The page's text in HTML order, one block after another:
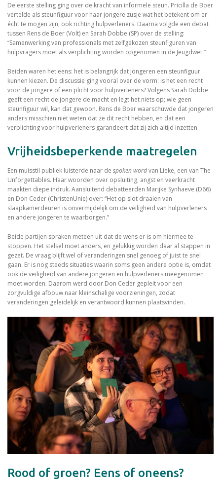
De eerste stelling ging over de kracht van informele steun. Pricilla de Boer
vertelde als steunfiguur voor haar jongere zusje wat het betekent om er
écht te mogen zijn, ook richting hulpverleners. Daarna volgde een debat
tussen Rens de Boer (Volt) en Sarah Dobbe (SP) over de stelling:
“Samenwerking van professionals met zelfgekozen steunfiguren van
hulpvragers moet als verplichting worden opgenomen in de Jeugdwet.”
Beiden waren het eens: het is belangrijk dat jongeren een steunfiguur
kunnen kiezen. De discussie ging vooral over de vorm: is het een recht
voor de jongere of een plicht voor hulpverleners? Volgens Sarah Dobbe
geeft een recht de jongere de macht en legt het niets op; wie geen
steunfiguur wil, kan dat gewoon. Rens de Boer waarschuwde dat jongeren
anders misschien niet weten dat ze dit recht hebben, en dat een
verplichting voor hulpverleners garandeert dat zij zich altijd inzetten.
Vrijheidsbeperkende maatregelen
Een muisstil publiek luisterde naar de spoken wordvan Lieke, een van The
Unforgettables. Haar woorden over opsluiting, angst en veerkracht
maakten diepe indruk. Aansluitend debatteerden Marijke Synhaeve (D66)
en Don Ceder (ChristenUnie) over: “Het op slot draaien van
slaapkamerdeuren is onvermijdelijk om de veiligheid van hulpverleners
en andere jongeren te waarborgen.”
Beide partijen spraken meteen uit dat de wens er is om hiermee te
stoppen. Het stelsel moet anders, en gelukkig worden daar al stappen in
gezet. De vraag blijft wel of veranderingen snel genoeg of juist te snel
gaan. Er is nog steeds situaties waarin soms geen andere optie is, omdat
ook de veiligheid van andere jongeren en hulpverleners meegenomen
moet worden. Daarom werd door Don Ceder gepleit voor een
zorgvuldige afbouw naar kleinschalige voorzieningen, zodat
veranderingen geleidelijk en verantwoord kunnen plaatsvinden.
Rood of groen? Eens of oneens?